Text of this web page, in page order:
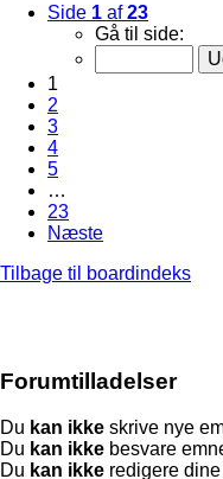
Side 1 af23
Gå til side:
1
2
3
4
5
…
23
Næste
Tilbage til boardindeks
Forumtilladelser
Du kan ikke skrive nye
Du kan ikke besvare
Du kan ikke redigere